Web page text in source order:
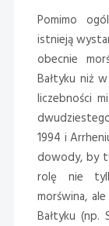
Pomimo
istnieją
obecnie
Bałtyku niż
liczebności
1994 i
dowody, by
rolę nie
morświna,
Bałtyku (np.